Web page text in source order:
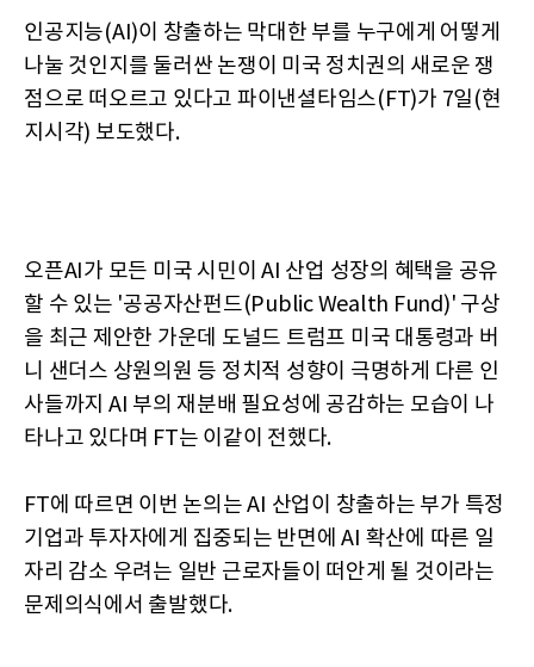
인공지능(AI)이 창출하는 막대한 부를 누구에게 어떻게
나눌 것인지를 둘러싼 논쟁이 미국 정치권의 새로운 쟁
점으로 떠오르고 있다고 파이낸셜타임스(FT)가 7일(현
지시각) 보도했다.
오픈AI가 모든 미국 시민이 AI 산업 성장의 혜택을 공유
할 수 있는 '공공자산펀드(Public Wealth Fund)' 구상
을 최근 제안한 가운데 도널드 트럼프 미국 대통령과 버
니 샌더스 상원의원 등 정치적 성향이 극명하게 다른 인
사들까지 AI 부의 재분배 필요성에 공감하는 모습이 나
타나고 있다며 FT는 이같이 전했다.
FT에 따르면 이번 논의는 AI 산업이 창출하는 부가 특정
기업과 투자자에게 집중되는 반면에 AI 확산에 따른 일
자리 감소 우려는 일반 근로자들이 떠안게 될 것이라는
문제의식에서 출발했다.